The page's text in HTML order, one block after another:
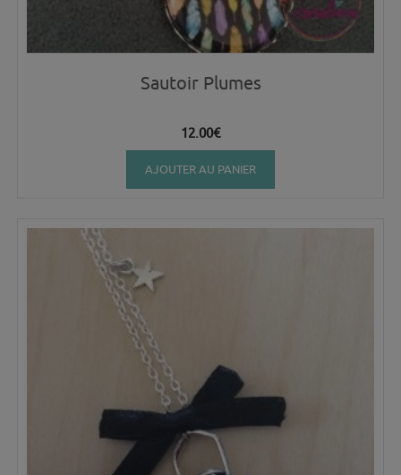
Sautoir Plumes
12.00€
AJOUTER AU PANIER